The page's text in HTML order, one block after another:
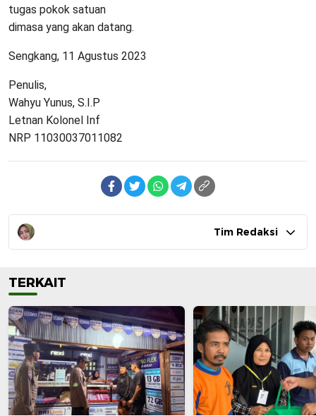
tugas pokok satuan
dimasa yang akan datang.
Sengkang, 11 Agustus 2023
Penulis,
Wahyu Yunus, S.I.P
Letnan Kolonel Inf
NRP 11030037011082
Tim Redaksi
TERKAIT